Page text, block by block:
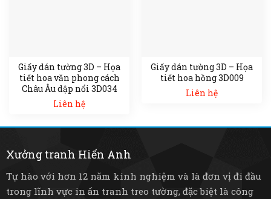
Giấy dán tường 3D – Họa
tiết hoa văn phong cách
Châu Âu dập nổi 3D034
Liên hệ
Giấy dán tường 3D – Họa
tiết hoa hồng 3D009
Liên hệ
Xưởng tranh Hiển Anh
Tự hào với hơn 12 năm kinh nghiệm và là đơn vị đi đầu
trong lĩnh vực in ấn tranh treo tường, đặc biệt là công